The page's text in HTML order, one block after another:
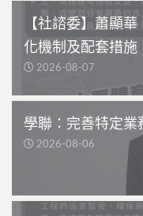
【社諮委】蕭顯
化機制及配套措施
2026-08-07
學聯：完善特定業
2026-08-06